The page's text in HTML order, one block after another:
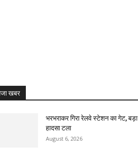
खबर
भरभराकर गिरा रेलवे स्टेशन का गेट, बड़ा
हादसा टला
August 6, 2026